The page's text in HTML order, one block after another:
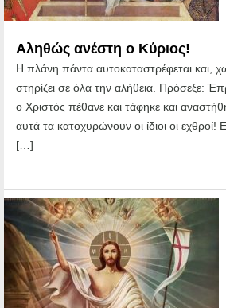
Αληθώς ανέστη ο Κύριος!
Η πλάνη πάντα αυτοκαταστρέφεται και,
στηρίζει σε όλα την αλήθεια. Πρόσεξε:
ο Χριστός πέθανε και τάφηκε και
αυτά τα κατοχυρώνουν οι ίδιοι οι
[…]